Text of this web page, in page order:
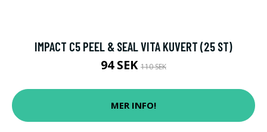
IMPACT C5 PEEL & SEAL VITA KUVERT (25 ST)
94 SEK 110 SEK
MER INFO!